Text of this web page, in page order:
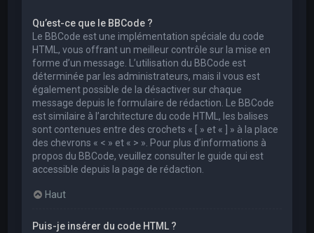
Qu’est-ce que le BBCode ?
Le BBCode est une implémentation spéciale du code
HTML, vous offrant un meilleur contrôle sur la mise en
forme d’un message. L’utilisation du BBCode est
déterminée par les administrateurs, mais il vous est
également possible de la désactiver sur chaque
message depuis le formulaire de rédaction. Le BBCode
est similaire à l’architecture du code HTML, les balises
sont contenues entre des crochets « [ » et « ] » à la place
des chevrons « < » et « > ». Pour plus d’informations à
propos du BBCode, veuillez consulter le guide qui est
accessible depuis la page de rédaction.
Haut
Puis-je insérer du code HTML ?